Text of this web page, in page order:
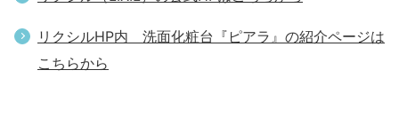
リクシルHP内 洗面化粧台『ピアラ』の紹介ページは
こちらから